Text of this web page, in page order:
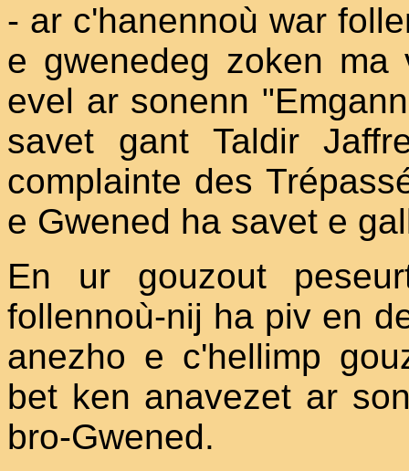
- ar c'hanennoù war
e gwenedeg zoken ma
evel ar sonenn
savet gant Taldir
complainte des
e Gwened ha savet e
En ur gouzout
follennoù-nij ha piv en
anezho e c'hellimp
bet ken anavezet ar
bro-Gwened.